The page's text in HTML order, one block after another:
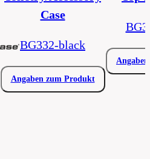
Case
BG332-black
Angaben zum Produkt